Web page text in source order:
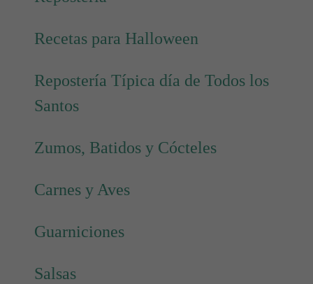
Recetas para Halloween
Repostería Típica día de Todos los
Santos
Zumos, Batidos y Cócteles
Carnes y Aves
Guarniciones
Salsas